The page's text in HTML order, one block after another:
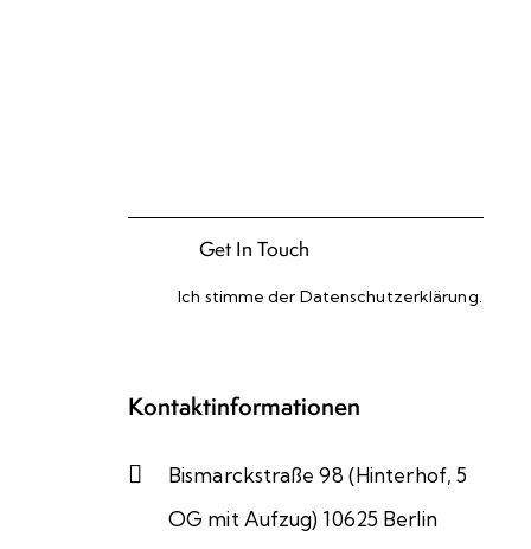
Ich stimme der Datenschutzerklärung.
Kontaktinformationen
Bismarckstraße 98 (Hinterhof, 5
OG mit Aufzug) 10625 Berlin